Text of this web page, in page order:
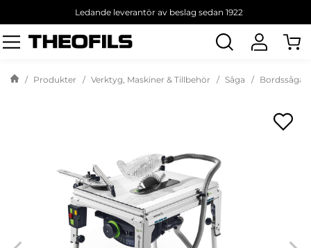
Ledande leverantör av beslag sedan 1922
Sök
produkt
Produkter Verktyg, Maskiner & Tillbehör Såga Bordssågar